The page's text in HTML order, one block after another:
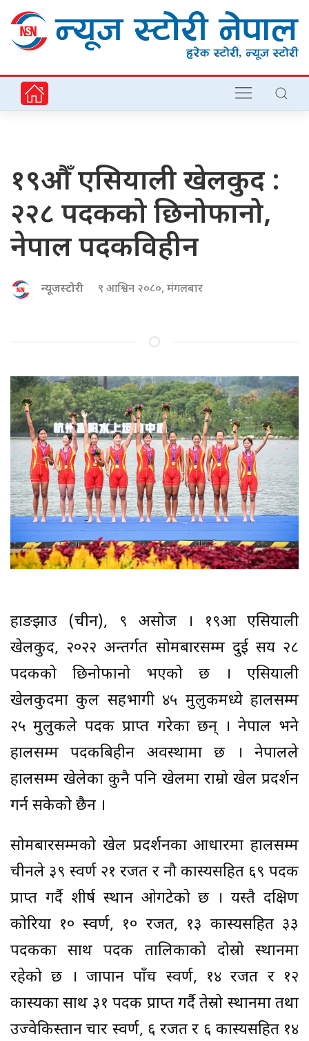
१९औँ एसियाली खेलकुद :
२२८ पदकको छिनोफानो,
नेपाल पदकविहीन
न्यूजस्टोरी ९ आश्विन २०८०, मंगलबार
हाङझाउ (चीन), ९ असोज । १९औँ एसियाली
खेलकुद, २०२२ अन्तर्गत सोमबारसम्म दुई सय २८
पदकको छिनोफानो भएको छ । एसियाली
खेलकुदमा कुल सहभागी ४५ मुलुकमध्ये हालसम्म
२५ मुलुकले पदक प्राप्त गरेका छन् । नेपाल भने
हालसम्म पदकबिहीन अवस्थामा छ । नेपालले
हालसम्म खेलेका कुनै पनि खेलमा राम्रो खेल प्रदर्शन
गर्न सकेको छैन ।
सोमबारसम्मको खेल प्रदर्शनका आधारमा हालसम्म
चीनले ३९ स्वर्ण २१ रजत र नौ कास्यसहित ६९ पदक
प्राप्त गर्दै शीर्ष स्थान ओगटेको छ । यस्तै दक्षिण
कोरिया १० स्वर्ण, १० रजत, १३ कास्यसहित ३३
पदकका साथ पदक तालिकाको दोस्रो स्थानमा
रहेको छ । जापान पाँच स्वर्ण, १४ रजत र १२
कास्यका साथ ३१ पदक प्राप्त गर्दै तेस्रो स्थानमा तथा
उज्वेकिस्तान चार स्वर्ण, ६ रजत र ६ कास्यसहित १४